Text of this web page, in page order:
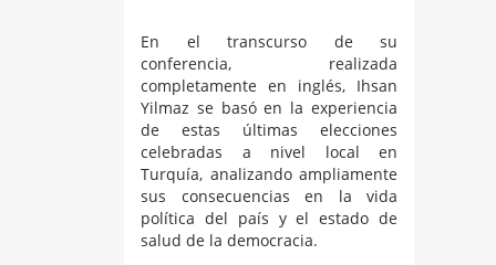
En el transcurso de su
conferencia, realizada
completamente en inglés, Ihsan
Yilmaz se basó en la experiencia
de estas últimas elecciones
celebradas a nivel local en
Turquía, analizando ampliamente
sus consecuencias en la vida
política del país y el estado de
salud de la democracia.